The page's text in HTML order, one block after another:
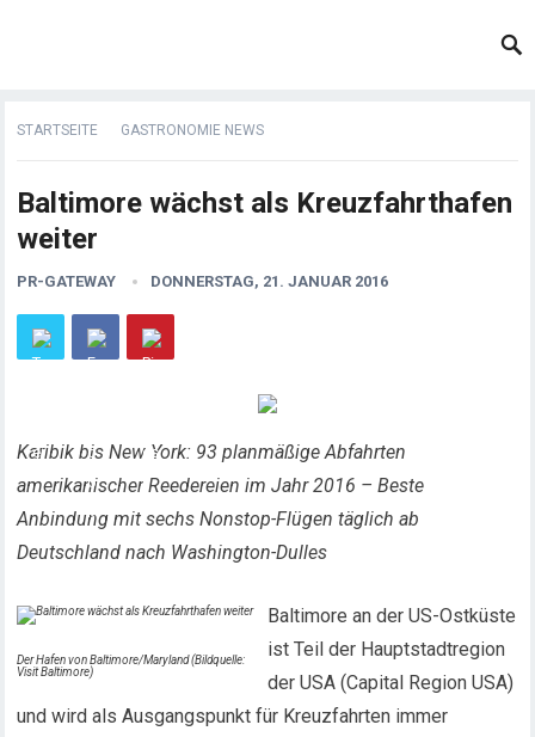
STARTSEITE GASTRONOMIE NEWS
Baltimore wächst als Kreuzfahrthafen
weiter
PR-GATEWAY DONNERSTAG, 21. JANUAR 2016
Karibik bis New York: 93 planmäßige Abfahrten
amerikanischer Reedereien im Jahr 2016 – Beste
Anbindung mit sechs Nonstop-Flügen täglich ab
Deutschland nach Washington-Dulles
Der Hafen von Baltimore/Maryland (Bildquelle:
Visit Baltimore)
Baltimore an der US-Ostküste
ist Teil der Hauptstadtregion
der USA (Capital Region USA)
und wird als Ausgangspunkt für Kreuzfahrten immer